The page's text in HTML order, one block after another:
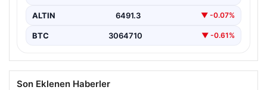
ALTIN 6491.3 ▼ -0.07%
BTC 3064710 ▼ -0.61%
Son Eklenen Haberler